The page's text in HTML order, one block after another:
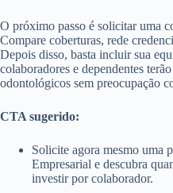
O próximo passo é solicitar uma
Compare coberturas, rede
Depois disso, basta incluir sua
colaboradores e dependentes
odontológicos sem preocupação
CTA sugerido:
Solicite agora mesmo uma
Empresarial e descubra
investir por colaborador.